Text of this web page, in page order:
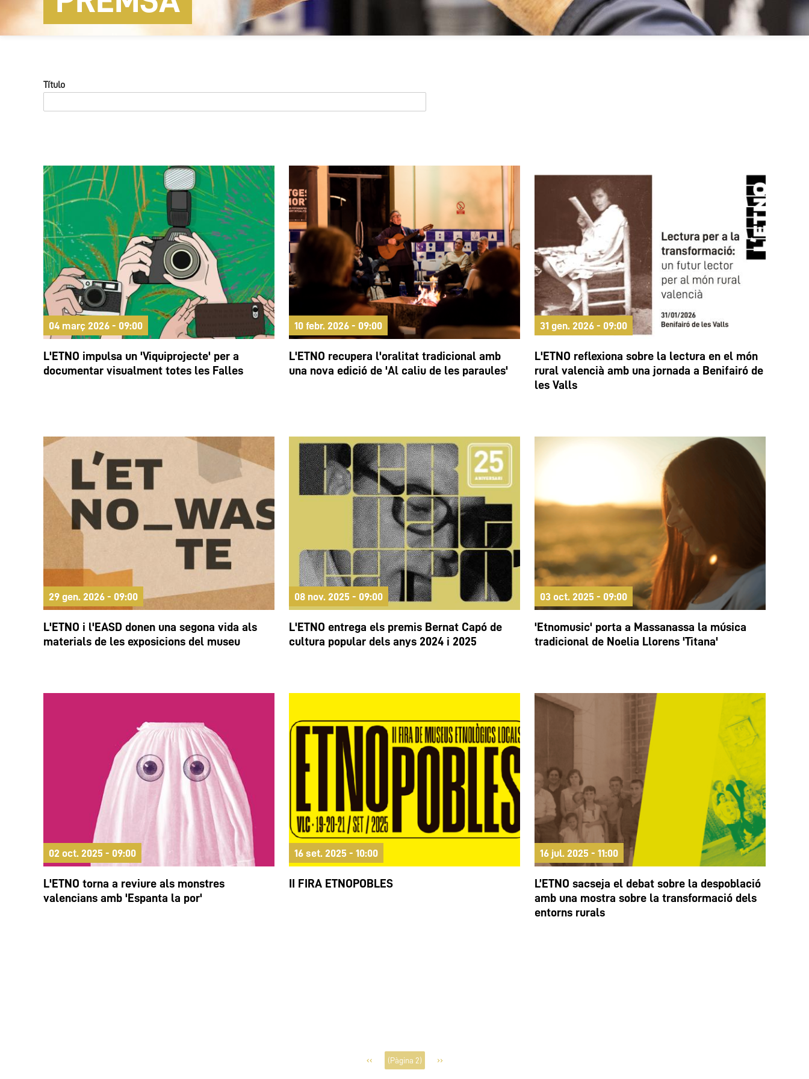
Título
04 març 2026 - 09:00
L'ETNO impulsa un 'Viquiprojecte' per a
documentar visualment totes les Falles
10 febr. 2026 - 09:00
L'ETNO recupera l'oralitat tradicional amb
una nova edició de 'Al caliu de les paraules'
31 gen. 2026 - 09:00
L'ETNO reflexiona sobre la lectura en el món
rural valencià amb una jornada a Benifairó de
les Valls
29 gen. 2026 - 09:00
L'ETNO i l'EASD donen una segona vida als
materials de les exposicions del museu
08 nov. 2025 - 09:00
L'ETNO entrega els premis Bernat Capó de
cultura popular dels anys 2024 i 2025
03 oct. 2025 - 09:00
'Etnomusic' porta a Massanassa la música
tradicional de Noelia Llorens 'Titana'
02 oct. 2025 - 09:00
L'ETNO torna a reviure als monstres
valencians amb 'Espanta la por'
16 set. 2025 - 10:00
II FIRA ETNOPOBLES
16 jul. 2025 - 11:00
L’ETNO sacseja el debat sobre la despoblació
amb una mostra sobre la transformació dels
entorns rurals
Paginació
Pàgina
‹‹ (Pàgina 2)
Pàgina
››